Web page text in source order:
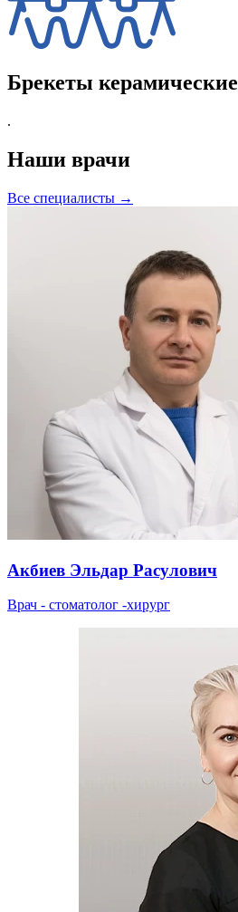
Брекеты керамические
.
Наши врачи
Все специалисты →
Акбиев Эльдар Расулович
Врач - стоматолог -хирург